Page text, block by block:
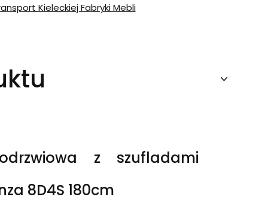
Kieleckiej Fabryki Mebli
z szufladami
8D4S 180cm